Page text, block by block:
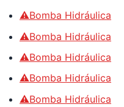
⚠️Bomba Hidráulica
⚠️Bomba Hidráulica
⚠️Bomba Hidráulica
⚠️Bomba Hidráulica
⚠️Bomba Hidráulica